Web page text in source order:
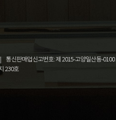
통신판매업신고번호: 제 2015-고양일산동-0100
230호